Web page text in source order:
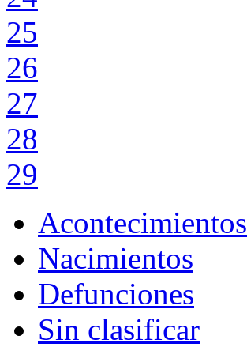
25
26
27
28
29
Acontecimientos
Nacimientos
Defunciones
Sin clasificar